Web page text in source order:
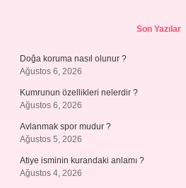
Son Yazılar
Doğa koruma nasıl olunur ?
Ağustos 6, 2026
Kumrunun özellikleri nelerdir ?
Ağustos 6, 2026
Avlanmak spor mudur ?
Ağustos 5, 2026
Atiye isminin kurandaki anlamı ?
Ağustos 4, 2026